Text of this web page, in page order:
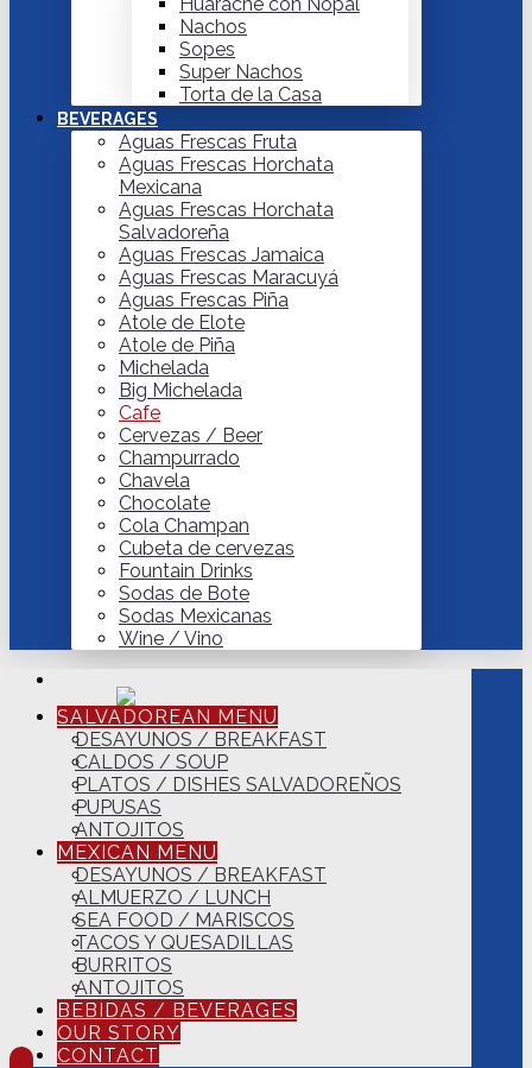
Nachos
Sopes
Super Nachos
Torta de la Casa
BEVERAGES
Aguas Frescas Fruta
Aguas Frescas Horchata
Mexicana
Aguas Frescas Horchata
Salvadoreña
Aguas Frescas Jamaica
Aguas Frescas Maracuyá
Aguas Frescas Piña
Atole de Elote
Atole de Piña
Michelada
Big Michelada
Cafe
Cervezas / Beer
Champurrado
Chavela
Chocolate
Cola Champan
Cubeta de cervezas
Fountain Drinks
Sodas de Bote
Sodas Mexicanas
Wine / Vino
SALVADOREAN MENU
DESAYUNOS / BREAKFAST
CALDOS / SOUP
PLATOS / DISHES SALVADOREÑOS
PUPUSAS
ANTOJITOS
MEXICAN MENU
DESAYUNOS / BREAKFAST
ALMUERZO / LUNCH
SEA FOOD / MARISCOS
TACOS Y QUESADILLAS
BURRITOS
ANTOJITOS
BEBIDAS / BEVERAGES
OUR STORY
CONTACT